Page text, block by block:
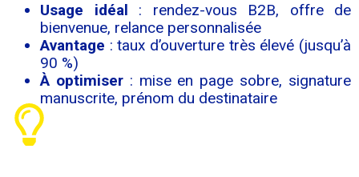
Usage idéal : rendez-vous B2B, offre de
bienvenue, relance personnalisée
Avantage : taux d’ouverture très élevé (jusqu’à
90 %)
À optimiser: mise en page sobre, signature
manuscrite, prénom du destinataire